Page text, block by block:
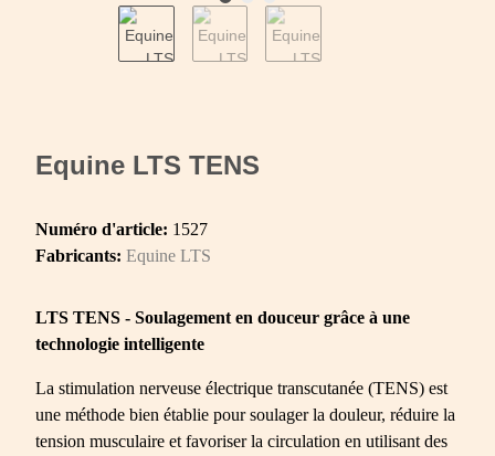
Equine LTS TENS
Numéro d'article: 1527
Fabricants: Equine LTS
LTS TENS - Soulagement en douceur grâce à une
technologie intelligente
La stimulation nerveuse électrique transcutanée (TENS) est
une méthode bien établie pour soulager la douleur, réduire la
tension musculaire et favoriser la circulation en utilisant des